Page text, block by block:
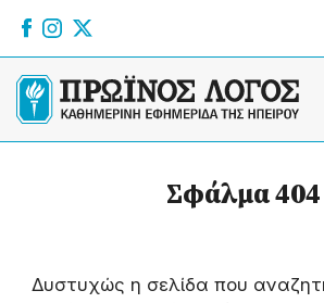
Σφάλμα 404
Δυστυχώς η σελίδα που